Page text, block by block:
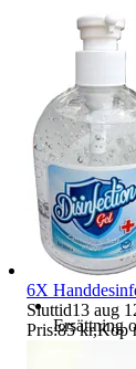
Ersättning
6X
Sluttid13 aug
Pris:85 kr,Köp